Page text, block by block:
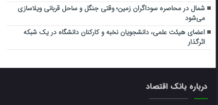
شمال در محاصره سوداگران زمین؛ وقتی جنگل و ساحل قربانی ویلاسازی
می‌شود
اعضای هیئت علمی، دانشجویان نخبه و کارکنان دانشگاه در یک شبکه‌
اثرگذار
درباره بانک اقتصاد